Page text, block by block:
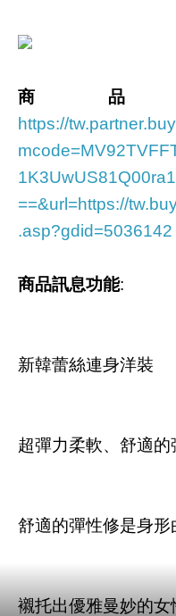
商
https://
==&url=https://
.asp?gdid=5036142
商品訊息功能:
新韓蕾絲連身洋裝
超彈力柔軟、舒適的
舒適的彈性修是身形
襯托出優雅曼妙的女